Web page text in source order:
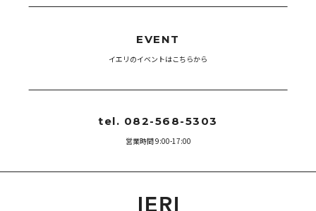
EVENT
イエリのイベントはこちらから
tel. 082-568-5303
営業時間 9:00-17:00